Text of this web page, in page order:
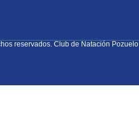
reservados. Club de Natación Pozuelo